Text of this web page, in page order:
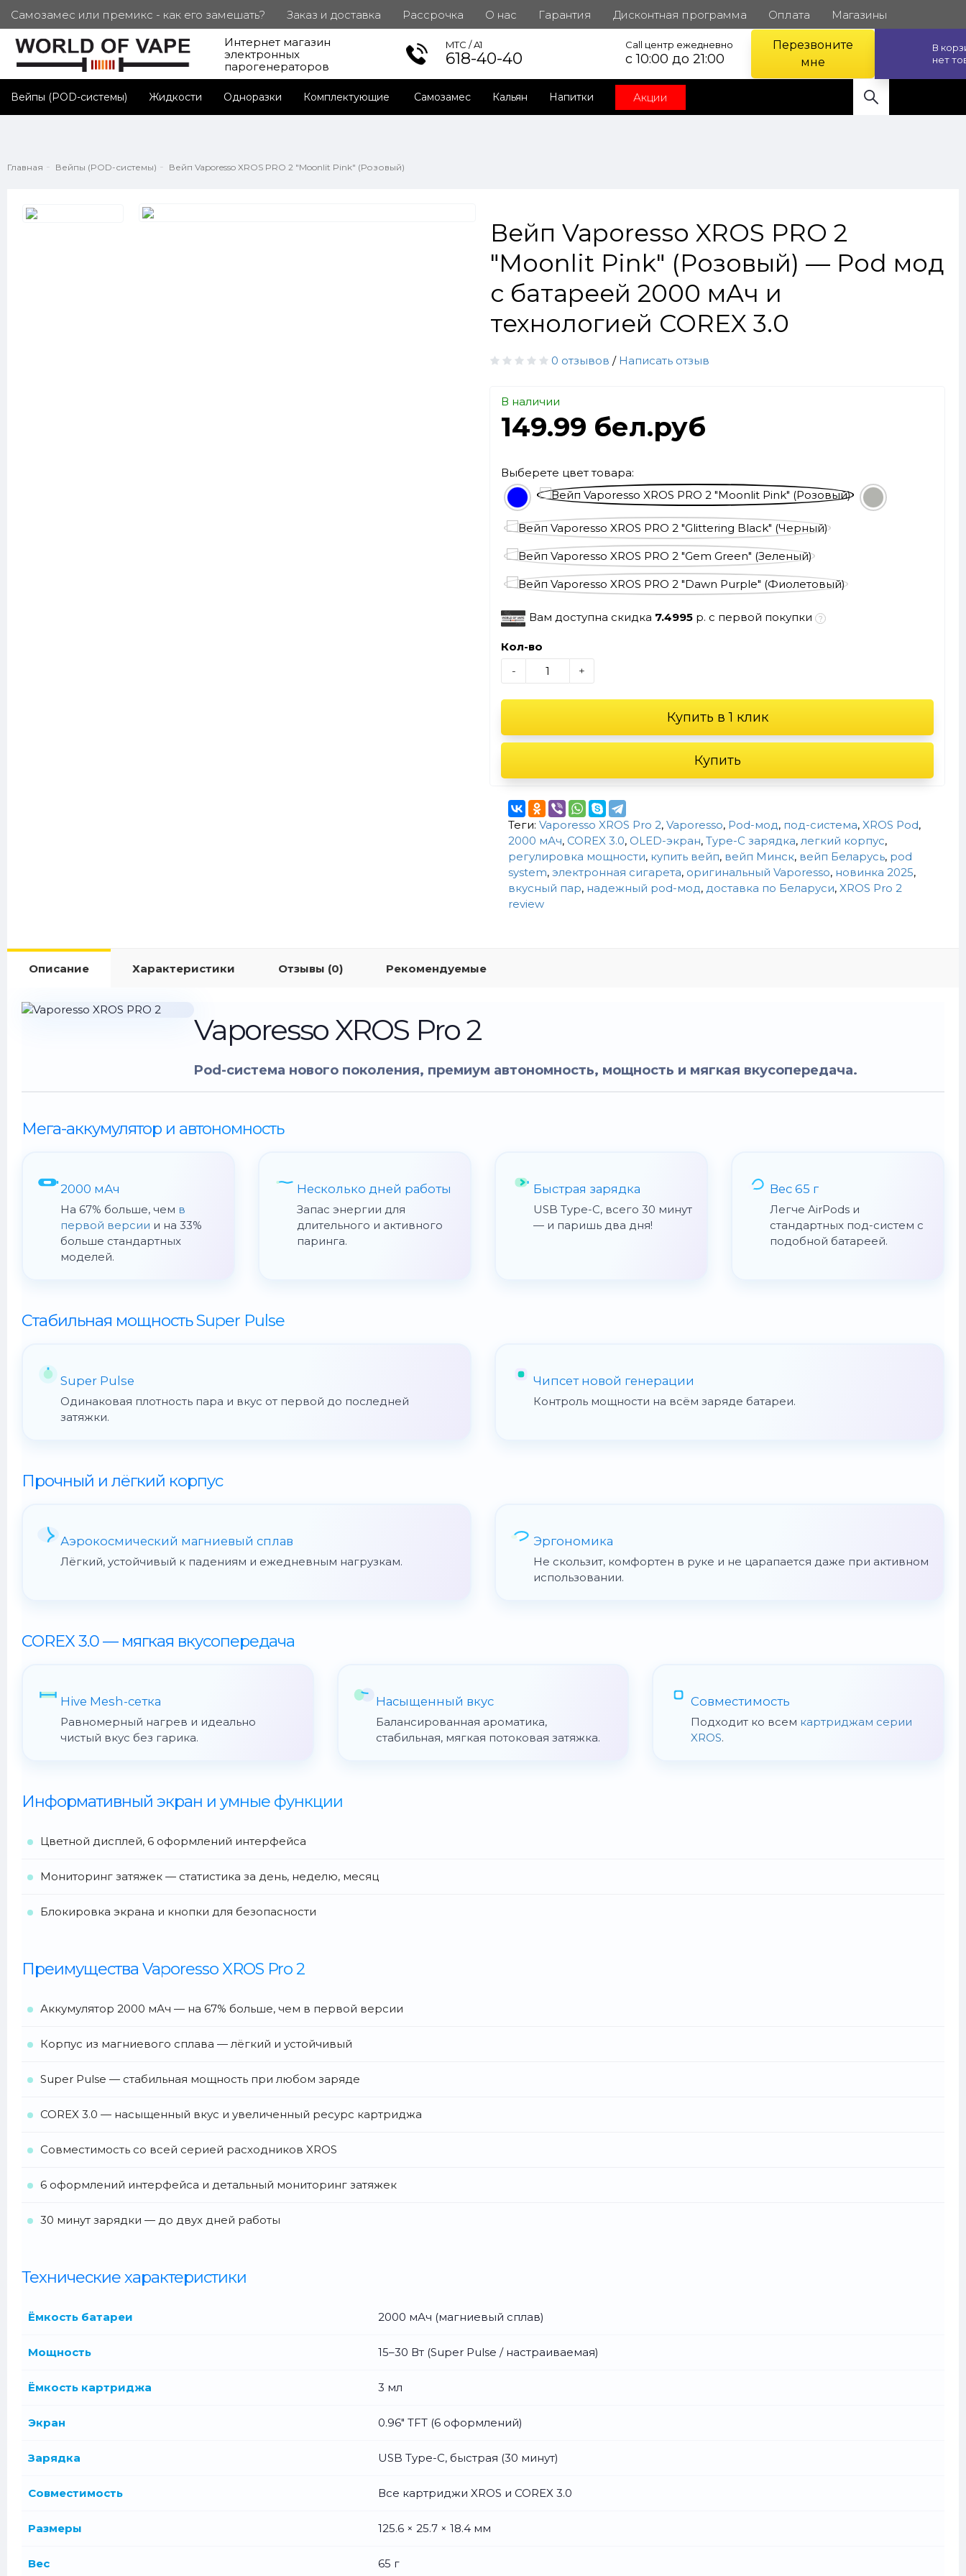
Самозамес или премикс - как его замешать? Заказ и доставка Рассрочка О нас Гарантия Дисконтная программа Оплата Магазины
ПОД. СЕРТИФИКАТЫ Партнерам Личный кабинет
Интернет магазин
электронных
парогенераторов
MTC / A1
618-40-40
Call центр ежедневно
с 10:00 до 21:00
Перезвоните
мне
В
нет
Вейпы (POD-системы) Жидкости Одноразки Комплектующие Самозамес Кальян Напитки Акции
Главная Вейпы (POD-системы) Вейп Vaporesso XROS PRO 2 "Moonlit Pink" (Розовый)
Вейп Vaporesso XROS PRO 2
"Moonlit Pink" (Розовый) — Pod мод
с батареей 2000 мАч и
технологией COREX 3.0
0 отзывов / Написать отзыв
В наличии
149.99 бел.руб
Выберете цвет товара:
Вам доступна скидка 7.4995 р. с первой покупки
Кол-во
-
+
Купить в 1 клик
Купить
Теги: Vaporesso XROS Pro 2, Vaporesso, Pod-мод, под-система, XROS Pod,
2000 мАч, COREX 3.0, OLED-экран, Type-C зарядка, легкий корпус,
регулировка мощности, купить вейп, вейп Минск, вейп Беларусь, pod
system, электронная сигарета, оригинальный Vaporesso, новинка 2025,
вкусный пар, надежный pod-мод, доставка по Беларуси, XROS Pro 2
review
Описание Характеристики Отзывы (0) Рекомендуемые
Vaporesso XROS Pro 2
Pod-система нового поколения, премиум автономность, мощность и мягкая вкусопередача.
Мега-аккумулятор и автономность
2000 мАч
На 67% больше, чем в
первой версии и на 33%
больше стандартных
моделей.
Несколько дней работы
Запас энергии для
длительного и активного
паринга.
Быстрая зарядка
USB Type-C, всего 30 минут
— и паришь два дня!
Вес 65 г
Легче AirPods и
стандартных под-систем с
подобной батареей.
Стабильная мощность Super Pulse
Super Pulse
Одинаковая плотность пара и вкус от первой до последней
затяжки.
Чипсет новой генерации
Контроль мощности на всём заряде батареи.
Прочный и лёгкий корпус
Аэрокосмический магниевый сплав
Лёгкий, устойчивый к падениям и ежедневным нагрузкам.
Эргономика
Не скользит, комфортен в руке и не царапается даже при активном
использовании.
COREX 3.0 — мягкая вкусопередача
Hive Mesh-сетка
Равномерный нагрев и идеально
чистый вкус без гарика.
Насыщенный вкус
Балансированная ароматика,
стабильная, мягкая потоковая затяжка.
Совместимость
Подходит ко всем картриджам серии
XROS.
Информативный экран и умные функции
Цветной дисплей, 6 оформлений интерфейса
Мониторинг затяжек — статистика за день, неделю, месяц
Блокировка экрана и кнопки для безопасности
Преимущества Vaporesso XROS Pro 2
Аккумулятор 2000 мАч — на 67% больше, чем в первой версии
Корпус из магниевого сплава — лёгкий и устойчивый
Super Pulse — стабильная мощность при любом заряде
COREX 3.0 — насыщенный вкус и увеличенный ресурс картриджа
Совместимость со всей серией расходников XROS
6 оформлений интерфейса и детальный мониторинг затяжек
30 минут зарядки — до двух дней работы
Технические характеристики
Ёмкость батареи 2000 мАч (магниевый сплав)
Мощность 15–30 Вт (Super Pulse / настраиваемая)
Ёмкость картриджа 3 мл
Экран 0.96" TFT (6 оформлений)
Зарядка USB Type-C, быстрая (30 минут)
Совместимость Все картриджи XROS и COREX 3.0
Размеры 125.6 × 25.7 × 18.4 мм
Вес 65 г